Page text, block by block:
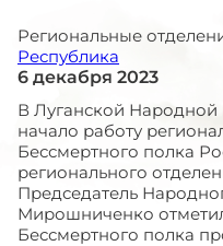
Региональные
Республика
6 декабря 2023
В Луганской
начало работу
Бессмертного полка
регионального
Председатель
Мирошниченко
Бессмертного полка